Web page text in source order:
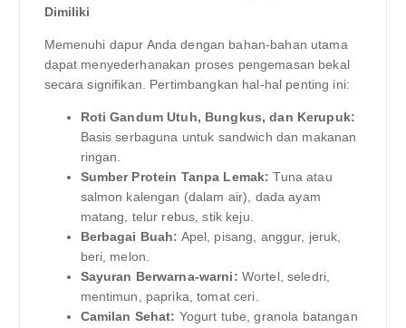
Dimiliki
Memenuhi dapur Anda dengan bahan-bahan utama
dapat menyederhanakan proses pengemasan bekal
secara signifikan. Pertimbangkan hal-hal penting ini:
Roti Gandum Utuh, Bungkus, dan Kerupuk:
Basis serbaguna untuk sandwich dan makanan
ringan.
Sumber Protein Tanpa Lemak: Tuna atau
salmon kalengan (dalam air), dada ayam
matang, telur rebus, stik keju.
Berbagai Buah: Apel, pisang, anggur, jeruk,
beri, melon.
Sayuran Berwarna-warni: Wortel, seledri,
mentimun, paprika, tomat ceri.
Camilan Sehat: Yogurt tube, granola batangan